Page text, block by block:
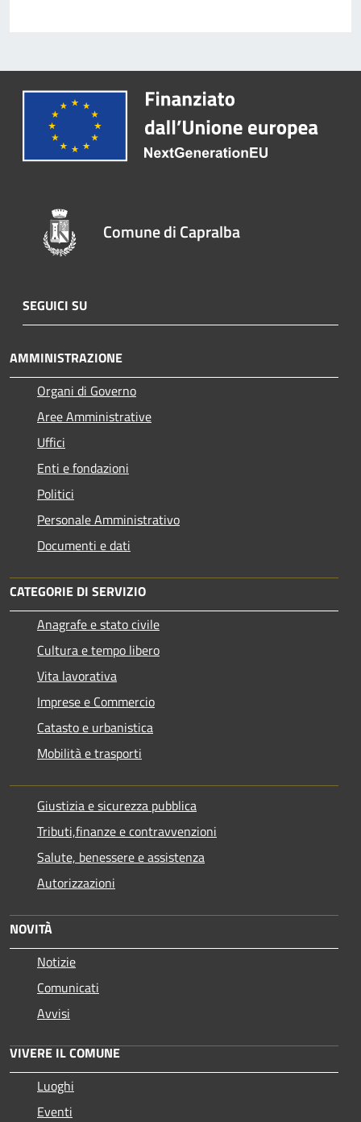
Comune di Capralba
SEGUICI SU
AMMINISTRAZIONE
Organi di Governo
Aree Amministrative
Uffici
Enti e fondazioni
Politici
Personale Amministrativo
Documenti e dati
CATEGORIE DI SERVIZIO
Anagrafe e stato civile
Cultura e tempo libero
Vita lavorativa
Imprese e Commercio
Catasto e urbanistica
Mobilità e trasporti
Giustizia e sicurezza pubblica
Tributi,finanze e contravvenzioni
Salute, benessere e assistenza
Autorizzazioni
NOVITÀ
Notizie
Comunicati
Avvisi
VIVERE IL COMUNE
Luoghi
Eventi